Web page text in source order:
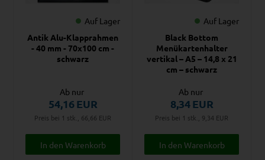
Auf Lager
Antik Alu-Klapprahmen
- 40 mm - 70x100 cm -
schwarz
Ab nur
54,16EUR
Preis bei 1 stk., 66,66 EUR
Auf Lager
Black Bottom
Menükartenhalter
vertikal – A5 – 14,8 x 21
cm – schwarz
Ab nur
8,34EUR
Preis bei 1 stk., 9,34 EUR